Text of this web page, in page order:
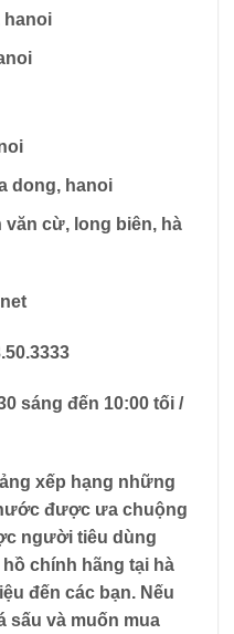
hanoi
dong, hanoi
văn cừ, long biên, hà
sáng đến 10:00 tối /
xếp hạng những
được ưa chuộng
người tiêu dùng
chính hãng tại hà
đến các bạn. Nếu
sấu và muốn mua